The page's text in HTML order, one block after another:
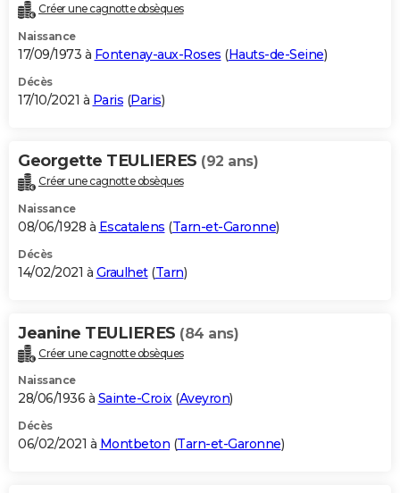
Créer une cagnotte obsèques
Naissance
17/09/1973 à Fontenay-aux-Roses (Hauts-de-Seine)
Décès
17/10/2021 à Paris (Paris)
Georgette TEULIERES (92 ans)
Créer une cagnotte obsèques
Naissance
08/06/1928 à Escatalens (Tarn-et-Garonne)
Décès
14/02/2021 à Graulhet(Tarn)
Jeanine TEULIERES (84 ans)
Créer une cagnotte obsèques
Naissance
28/06/1936 à Sainte-Croix(Aveyron)
Décès
06/02/2021 à Montbeton (Tarn-et-Garonne)